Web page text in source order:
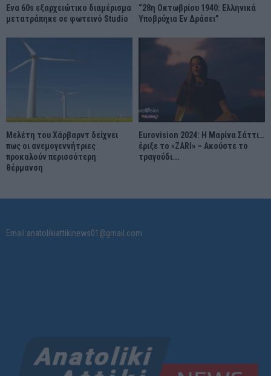
Ένα 60s εξαρχειώτικο διαμέρισμα
μετατράπηκε σε φωτεινό Studio
“28η Οκτωβρίου 1940: Ελληνικά
Υποβρύχια Εν Δράσει”
Μελέτη του Χάρβαρντ δείχνει
πως οι ανεμογεννήτριες
προκαλούν περισσότερη
θέρμανση
Eurovision 2024: Η Μαρίνα Σάττι…
έριξε το «ZARI» – Ακούστε το
τραγούδι...
Email:anatolikiattikinews01@gmail.com